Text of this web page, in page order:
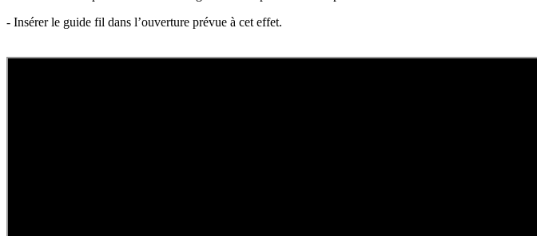
- Insérer le guide fil dans l’ouverture prévue à cet effet.